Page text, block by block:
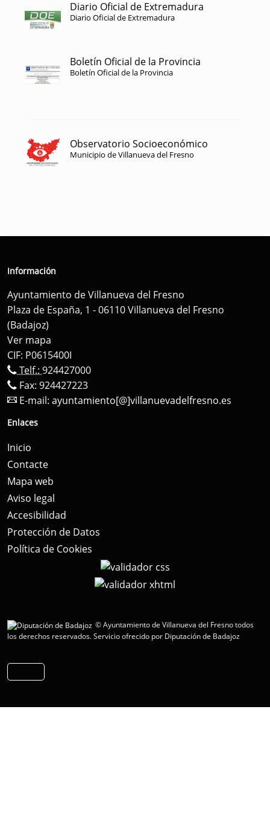
Diario Oficial de Extremadura
Diario Oficial de Extremadura
Boletín Oficial de la Provincia
Boletín Oficial de la Provincia
Observatorio Socioeconómico
Municipio de Villanueva del Fresno
Información
Ayuntamiento de Villanueva del Fresno
Plaza de España, 1 - 06110 Villanueva del Fresno
(Badajoz)
Ver mapa
CIF: P0615400I
Telf.: 924427000
Fax: 924427223
E-mail: ayuntamiento[@]villanuevadelfresno.es
Enlaces
Inicio
Contacte
Mapa web
Aviso legal
Accesibilidad
Protección de Datos
Política de Cookies
© Ayuntamiento de Villanueva del Fresno todos
los derechos reservados.Servicio ofrecido por Diputación de Badajoz